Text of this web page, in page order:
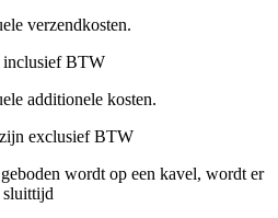
verzendkosten.
inclusief BTW
additionele kosten.
exclusief BTW
wordt op een kavel, wordt er
sluittijd